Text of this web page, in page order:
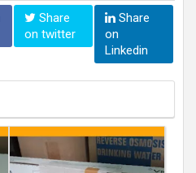
Share
on twitter
Share
on
Linkedin